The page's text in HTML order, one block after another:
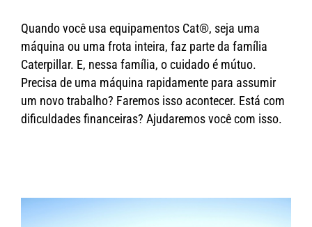
Quando você usa equipamentos Cat®, seja uma
máquina ou uma frota inteira, faz parte da família
Caterpillar. E, nessa família, o cuidado é mútuo.
Precisa de uma máquina rapidamente para assumir
um novo trabalho? Faremos isso acontecer. Está com
dificuldades financeiras? Ajudaremos você com isso.